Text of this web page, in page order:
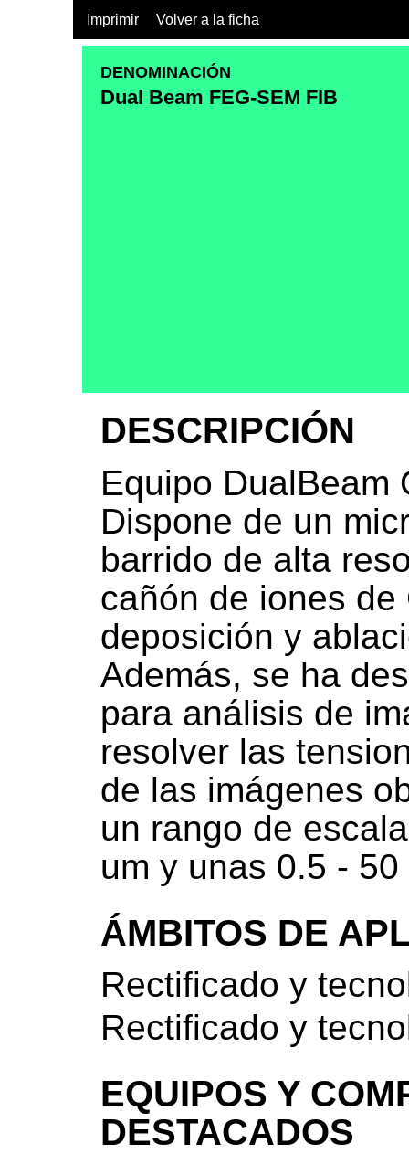
Imprimir Volver a la ficha
DENOMINACIÓN
Dual Beam FEG-SEM FIB
DESCRIPCIÓN
Equipo DualBeam
Dispone de un
barrido de alta
cañón de iones
deposición y
Además, se ha
para análisis de
resolver las
de las imágenes
un rango de
um y unas 0.5 -
ÁMBITOS DE
Rectificado y
Rectificado y
EQUIPOS Y
DESTACADOS